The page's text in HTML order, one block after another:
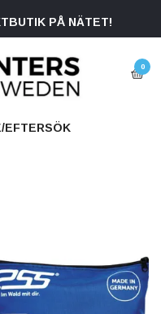
PÅ NÄTET!
0
EFTERSÖK